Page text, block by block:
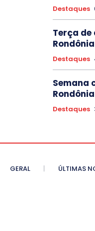
Destaques
Terça de
Rondônia
Destaques
Semana
Rondônia
Destaques
GERAL ÚLTIMAS